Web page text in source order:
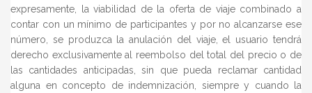
expresamente, la viabilidad de la oferta de viaje combinado a
contar con un mínimo de participantes y por no alcanzarse ese
número, se produzca la anulación del viaje, el usuario tendrá
derecho exclusivamente al reembolso del total del precio o de
las cantidades anticipadas, sin que pueda reclamar cantidad
alguna en concepto de indemnización, siempre y cuando la